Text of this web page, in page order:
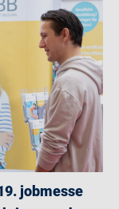
jobmesse